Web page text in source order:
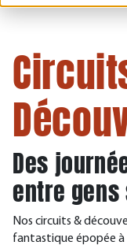
Des
entre
Nos circuits &
fantastique épopée à